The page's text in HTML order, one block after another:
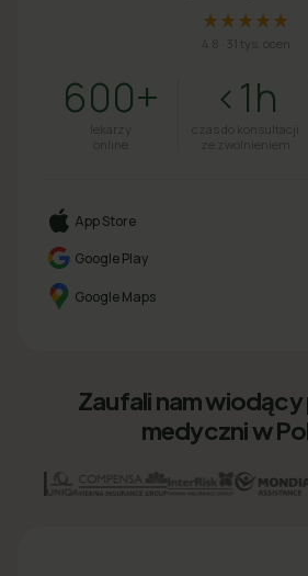
★★★★★
4.8 31 tys. ocen
600+
lekarzy
online
<1h
czas do konsultacji
ze zwolnieniem
App Store
Google Play
Google Maps
Zaufali nam
medyczni w